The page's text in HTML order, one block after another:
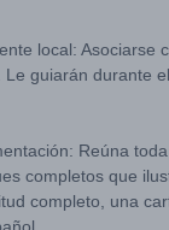
local: Asociarse
Le guiarán durante
Reúna
completos que
completo, una